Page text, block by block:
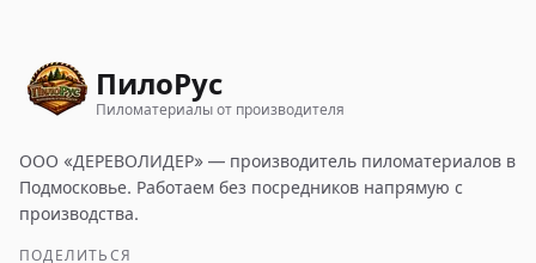
ПилоРус
Пиломатериалы от производителя
ООО «ДЕРЕВОЛИДЕР» — производитель пиломатериалов в
Подмосковье. Работаем без посредников напрямую с
производства.
ПОДЕЛИТЬСЯ